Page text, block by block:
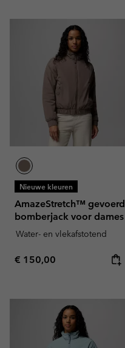
Nieuwe kleuren
AmazeStretch™ gevoerd
bomberjack voor dames
Water- en vlekafstotend
Regular price:
€ 150,00